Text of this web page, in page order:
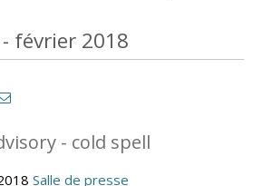
février 2018
- cold spell
Salle de presse